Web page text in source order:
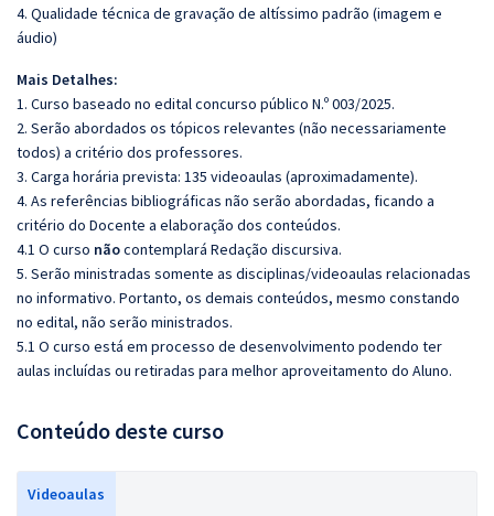
4. Qualidade técnica de gravação de altíssimo padrão (imagem e
áudio)
Mais Detalhes:
1. Curso baseado no edital concurso público N.º 003/2025.
2. Serão abordados os tópicos relevantes (não necessariamente
todos) a critério dos professores.
3. Carga horária prevista: 135 videoaulas (aproximadamente).
4. As referências bibliográficas não serão abordadas, ficando a
critério do Docente a elaboração dos conteúdos.
4.1 O curso nãocontemplará Redação discursiva.
5. Serão ministradas somente as disciplinas/videoaulas relacionadas
no informativo. Portanto, os demais conteúdos, mesmo constando
no edital, não serão ministrados.
5.1 O curso está em processo de desenvolvimento podendo ter
aulas incluídas ou retiradas para melhor aproveitamento do Aluno.
Conteúdo deste curso
Videoaulas